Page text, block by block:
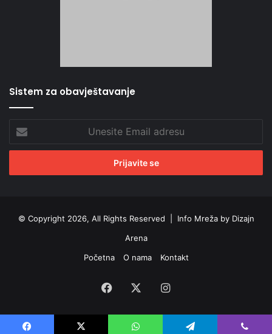
Sistem za obavještavanje
Email
adresu
© Copyright 2026, All Rights Reserved | Info Mreža by Dizajn
Arena
Početna
O nama Kontakt
Facebook Instagram